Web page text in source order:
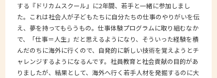
する『ドリカムスクール』に2年間、若手と一緒に参加しまし
た。これは社会人が子どもたちに自分たちの仕事のやりがいを伝
え、夢を持ってもらうもの。仕事体験プログラムに取り組むなか
で、「仕事＝人生」だと思えるようになり、そういった経験を積
んだのちに海外に行くので、自発的に新しい技術を覚えようとチ
ャレンジするようになるんです。社員教育と社会貢献の目的があ
りましたが、結果として、海外へ行く若手人材を発掘するのに大